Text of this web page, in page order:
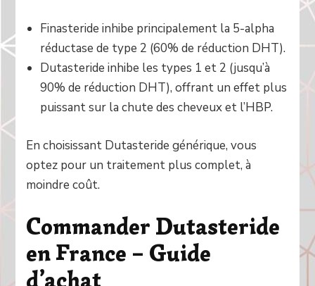
Finasteride inhibe principalement la 5-alpha
réductase de type 2 (60% de réduction DHT).
Dutasteride inhibe les types 1 et 2 (jusqu’à
90% de réduction DHT), offrant un effet plus
puissant sur la chute des cheveux et l’HBP.
En choisissant Dutasteride générique, vous
optez pour un traitement plus complet, à
moindre coût.
Commander Dutasteride
en France – Guide
d’achat